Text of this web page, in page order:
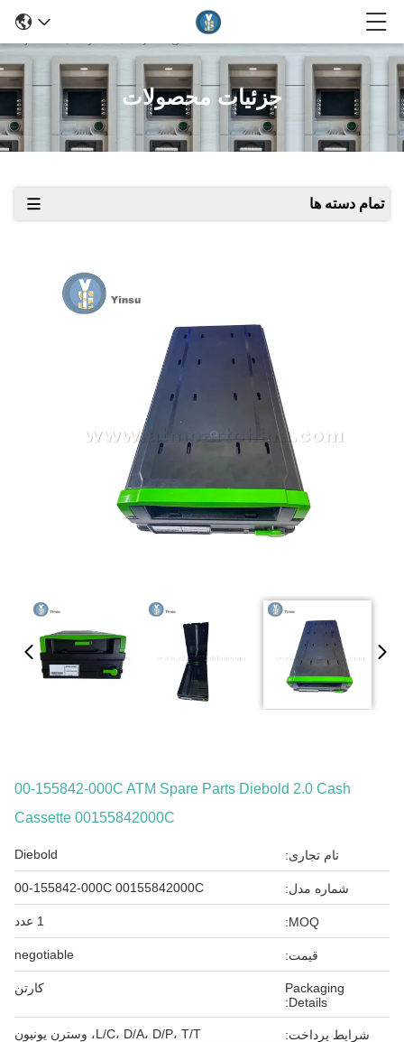
جزئیات محصولات
تمام دسته ها
00-155842-000C ATM Spare Parts Diebold 2.0 Cash
Cassette 00155842000C
نام تجاری: Diebold
شماره مدل: 00-155842-000C 00155842000C
MOQ: 1 عدد
قیمت: negotiable
Packaging
Details:
کارتن
شرایط پرداخت: L/C، D/A، D/P، T/T، وسترن یونیون